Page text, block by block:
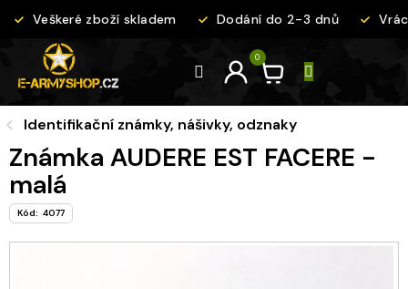
Veškeré zboží skladem Dodání do 2-3 dnů
Identifikační známky, nášivky, odznaky
Známka AUDERE EST FACERE -
malá
Kód: 4077